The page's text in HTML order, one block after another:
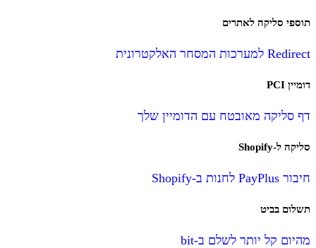
תוספי סליקה לאתרים
Redirect למערכות המסחר האלקטרונית
דומיין PCI
דף סליקה מאובטח עם הדומיין שלך
סליקה ל-Shopify
חיבור PayPlus לחנות ב-Shopify
תשלום בביט
מהיום קל יותר לשלם ב-bit